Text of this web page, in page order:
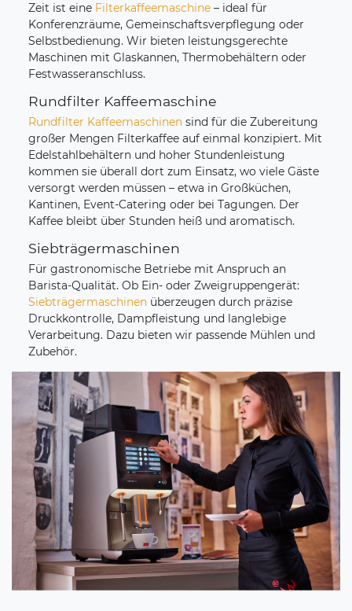
Zeit ist eine Filterkaffeemaschine – ideal für
Konferenzräume, Gemeinschaftsverpflegung oder
Selbstbedienung. Wir bieten leistungsgerechte
Maschinen mit Glaskannen, Thermobehältern oder
Festwasseranschluss.
Rundfilter Kaffeemaschine
Rundfilter Kaffeemaschinen sind für die Zubereitung
großer Mengen Filterkaffee auf einmal konzipiert. Mit
Edelstahlbehältern und hoher Stundenleistung
kommen sie überall dort zum Einsatz, wo viele Gäste
versorgt werden müssen – etwa in Großküchen,
Kantinen, Event-Catering oder bei Tagungen. Der
Kaffee bleibt über Stunden heiß und aromatisch.
Siebträgermaschinen
Für gastronomische Betriebe mit Anspruch an
Barista-Qualität. Ob Ein- oder Zweigruppengerät:
Siebträgermaschinen überzeugen durch präzise
Druckkontrolle, Dampfleistung und langlebige
Verarbeitung. Dazu bieten wir passende Mühlen und
Zubehör.